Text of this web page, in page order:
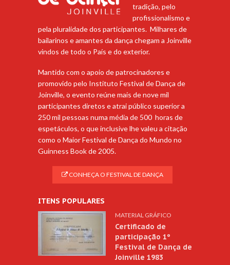
tradição, pelo
profissionalismo e
pela pluralidade dos participantes. Milhares de
bailarinos e amantes da dança chegam a Joinville
vindos de todo o País e do exterior.
Mantido com o apoio de patrocinadores e
promovido pelo Instituto Festival de Dança de
Joinville, o evento reúne mais de nove mil
participantes diretos e atrai público superior a
250 mil pessoas numa média de 500 horas de
espetáculos, o que inclusive lhe valeu a citação
como o Maior Festival de Dança do Mundo no
Guinness Book de 2005.
CONHEÇA O FESTIVAL DE DANÇA
ITENS POPULARES
MATERIAL GRÁFICO
Certificado de
participação 1º
Festival de Dança de
Joinville 1983